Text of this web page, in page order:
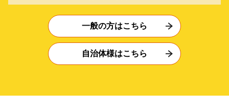
一般の方はこちら
自治体様はこちら